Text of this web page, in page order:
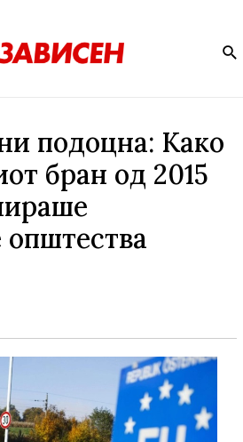
подоцна: Како
бран од 2015
општества